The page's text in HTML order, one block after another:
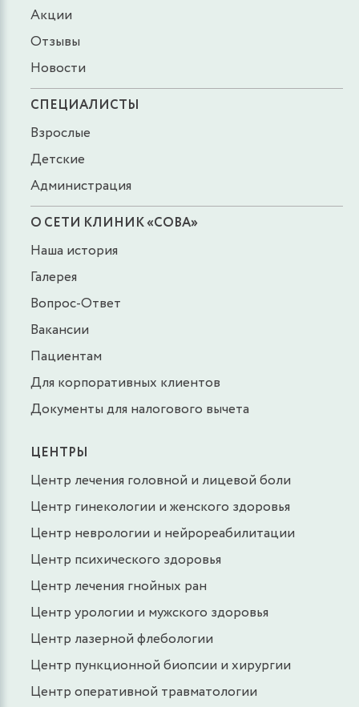
Акции
Отзывы
Новости
СПЕЦИАЛИСТЫ
Взрослые
Детские
Администрация
О СЕТИ КЛИНИК «СОВА»
Наша история
Галерея
Вопрос-Ответ
Вакансии
Пациентам
Для корпоративных клиентов
Документы для налогового вычета
ЦЕНТРЫ
Центр лечения головной и лицевой боли
Центр гинекологии и женского здоровья
Центр неврологии и нейрореабилитации
Центр психического здоровья
Центр лечения гнойных ран
Центр урологии и мужского здоровья
Центр лазерной флебологии
Центр пункционной биопсии и хирургии
Центр оперативной травматологии